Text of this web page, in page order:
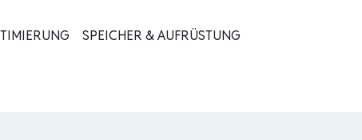
SPEICHER & AUFRÜSTUNG